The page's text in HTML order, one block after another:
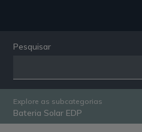
Pesquisar
Explore as subcategorias
Bateria Solar EDP